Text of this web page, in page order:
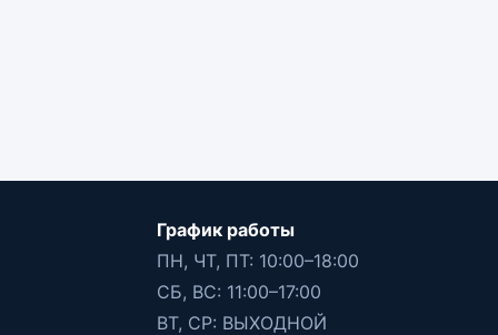
График работы
ПН, ЧТ, ПТ: 10:00–18:00
СБ, ВС: 11:00–17:00
ВТ, СР: ВЫХОДНОЙ